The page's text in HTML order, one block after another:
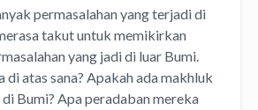
permasalahan yang terjadi di
takut untuk memikirkan
yang jadi di luar Bumi.
di atas sana? Apakah ada makhluk
Bumi? Apa peradaban mereka